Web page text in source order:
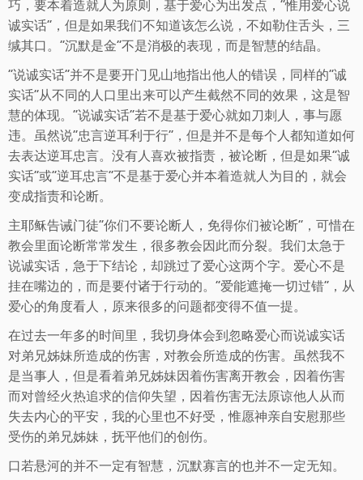
巧，要本着造就人为原则，基于爱心为出发点，”惟用爱心说
诚实话“，但是如果我们不知道该怎么说，不如勒住舌头，三
缄其口。”沉默是金“不是消极的表现，而是智慧的结晶。
”说诚实话“并不是要开门见山地指出他人的错误，同样的”诚
实话“从不同的人口里出来可以产生截然不同的效果，这是智
慧的体现。”说诚实话“若不是基于爱心就如刀刺人，事与愿
违。虽然说”忠言逆耳利于行“，但是并不是每个人都知道如何
去表达逆耳忠言。没有人喜欢被指责，被论断，但是如果”诚
实话“或”逆耳忠言“不是基于爱心并本着造就人为目的，就会
变成指责和论断。
主耶稣告诫门徒”你们不要论断人，免得你们被论断“，可惜在
教会里面论断常常发生，很多教会因此而分裂。我们太急于
说诚实话，急于下结论，却跳过了爱心这两个字。爱心不是
挂在嘴边的，而是要付诸于行动的。”爱能遮掩一切过错“，从
爱心的角度看人，原来很多的问题都变得不值一提。
在过去一年多的时间里，我切身体会到忽略爱心而说诚实话
对弟兄姊妹所造成的伤害，对教会所造成的伤害。虽然我不
是当事人，但是看着弟兄姊妹因着伤害离开教会，因着伤害
而对曾经火热追求的信仰失望，因着伤害无法原谅他人从而
失去内心的平安，我的心里也不好受，惟愿神亲自安慰那些
受伤的弟兄姊妹，抚平他们的创伤。
口若悬河的并不一定有智慧，沉默寡言的也并不一定无知。